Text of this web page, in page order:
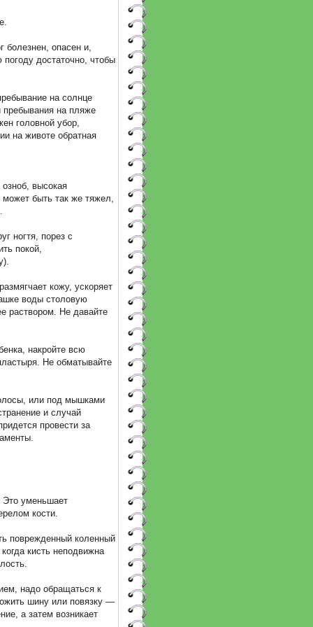
болезнен, опасен и,
достаточно, чтобы
на солнце
пребывания на пляже
головной убор,
на животе обратная
высокая
может быть так же тяжел,
ногтя, порез с
покой,
кожу, ускоряет
воды столовую
раствором. Не давайте
накройте всю
Не обматывайте
или под мышками
и случай
провести за
Это уменьшает
кости.
поврежденный коленный
кисть неподвижна
надо обращаться к
шину или повязку —
а затем возникает